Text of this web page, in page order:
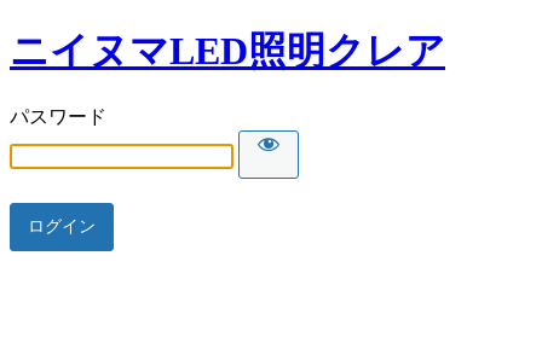
ニイヌマLED照明クレア
パスワード